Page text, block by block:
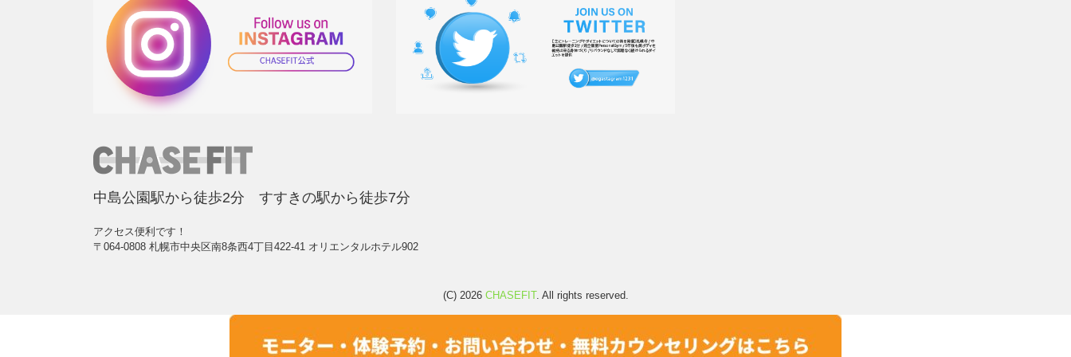
中島公園駅から徒歩2分 すすきの駅から徒歩7分
アクセス便利です！
〒064-0808 札幌市中央区南8条西4丁目422-41 オリエンタルホテル902
(C) 2026 CHASEFIT. All rights reserved.